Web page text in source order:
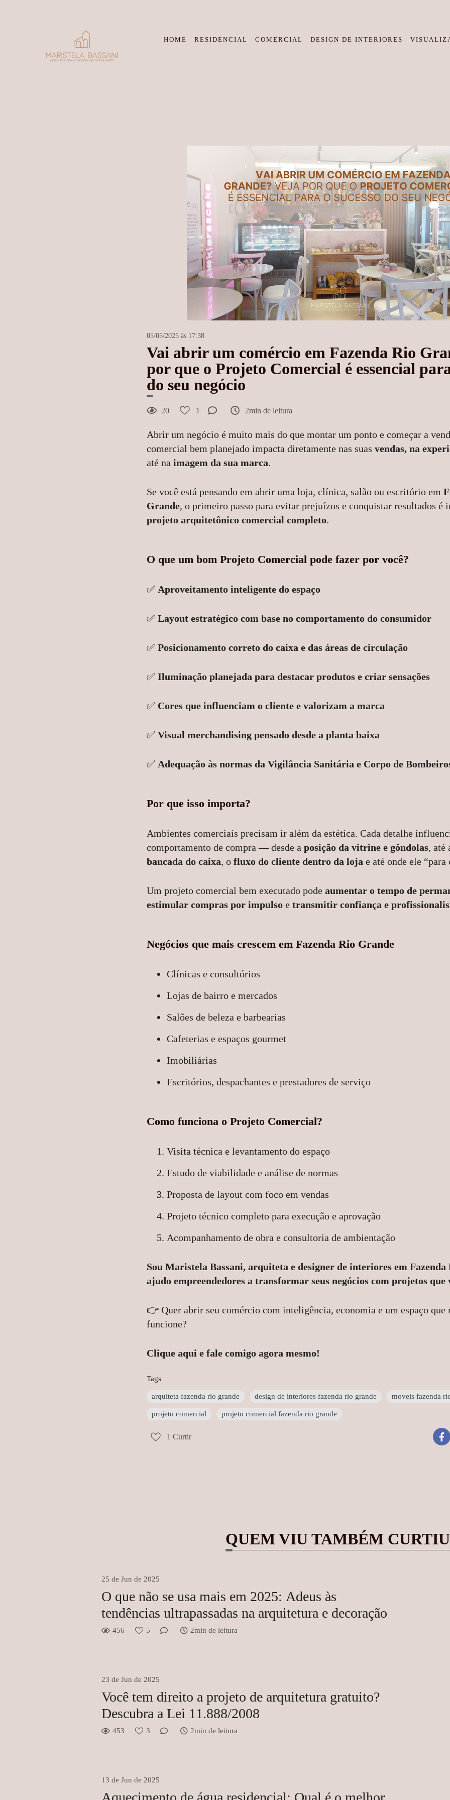
HOME RESIDENCIAL COMERCIAL DESIGN DE INTERIORES
05/05/2025 às 17:38
Vai abrir um comércio em Fazenda Rio
por que o Projeto Comercial é essencial para
do seu negócio
20 1 2min de leitura
Abrir um negócio é muito mais do que montar um ponto e começar a
comercial bem planejado impacta diretamente nas suas vendas, na
até na imagem da sua marca.
Se você está pensando em abrir uma loja, clínica, salão ou escritório em
Grande, o primeiro passo para evitar prejuízos e conquistar resultados é
projeto arquitetônico comercial completo.
O que um bom Projeto Comercial pode fazer por você?
✅ Aproveitamento inteligente do espaço
✅ Layout estratégico com base no comportamento do consumidor
✅ Posicionamento correto do caixa e das áreas de circulação
✅ Iluminação planejada para destacar produtos e criar sensações
✅ Cores que influenciam o cliente e valorizam a marca
✅ Visual merchandising pensado desde a planta baixa
✅ Adequação às normas da Vigilância Sanitária e Corpo de
Por que isso importa?
Ambientes comerciais precisam ir além da estética. Cada detalhe
comportamento de compra — desde a posição da vitrine e gôndolas, até
bancada do caixa, o fluxo do cliente dentro da loja e até onde ele “para
Um projeto comercial bem executado pode aumentar o tempo de
estimular compras por impulso e transmitir confiança e
Negócios que mais crescem em Fazenda Rio Grande
Clínicas e consultórios
Lojas de bairro e mercados
Salões de beleza e barbearias
Cafeterias e espaços gourmet
Imobiliárias
Escritórios, despachantes e prestadores de serviço
Como funciona o Projeto Comercial?
Visita técnica e levantamento do espaço
Estudo de viabilidade e análise de normas
Proposta de layout com foco em vendas
Projeto técnico completo para execução e aprovação
Acompanhamento de obra e consultoria de ambientação
Sou Maristela Bassani, arquiteta e designer de interiores em Fazenda
ajudo empreendedores a transformar seus negócios com projetos que
👉 Quer abrir seu comércio com inteligência, economia e um espaço que
funcione?
Clique aqui e fale comigo agora mesmo!
Tags
arquiteta fazenda rio grande design de interiores fazenda rio grande moveis fazenda
projeto comercial projeto comercial fazenda rio grande
1 Curtir
QUEM VIU TAMBÉM CURTIU
25 de Jun de 2025
O que não se usa mais em 2025: Adeus às
tendências ultrapassadas na arquitetura e decoração
456 5 2min de leitura
23 de Jun de 2025
Você tem direito a projeto de arquitetura gratuito?
Descubra a Lei 11.888/2008
453 3 2min de leitura
13 de Jun de 2025